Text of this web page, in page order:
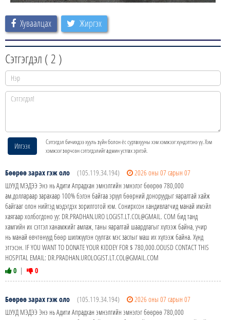
Хуваалцах Жиргэх
Сэтгэгдэл (2 )
Илгээх
Сэтгэгдэл бичихдээ хууль зүйн болон ёс суртахууны хэм хэмжээг хүндэтгэнэ үү. Хэм
хэмжээг зөрчсөн сэтгэгдэлийг админ устгах эрхтэй.
Бөөрөө зарах гэж оло (105.119.34.194)
2026 оны 07 сарын 07
ШУУД МЭДЭЭ Энэ нь Адити Апрадхан эмнэлгийн эмнэлэг бөөрөө 780,000
ам.доллараар зарахаар 100% бэлэн байгаа эрүүл бөөрний доноруудыг яаралтай хайж
байгааг олон нийтэд мэдэгдэх зорилготой юм. Сонирхсон хандивлагчид манай имэйл
хаягаар холбогдоно уу: DR.PRADHAN.URO LOGIST.LT.COL@GMAIL. COM бид танд
хамгийн их сэтгэл ханамжийг амлаж, таны яаралтай шаардлагыг хүлээж байна, учир
нь манай өвчтөнүүд бөөр шилжүүлэн суулгах мэс заслыг маш их хүлээж байна. Хүнд
этгэсэн. IF YOU WANT TO DONATE YOUR KIDDEY FOR $ 780,000.OOUSD CONTACT THIS
HOSPITAL EMAIL: DR.PRADHAN.UROLOGIST.LT.COL@GMAIL.COM
0 | 0
Бөөрөө зарах гэж оло (105.119.34.194)
2026 оны 07 сарын 07
ШУУД МЭДЭЭ Энэ нь Адити Апрадхан эмнэлгийн эмнэлэг бөөрөө 780,000